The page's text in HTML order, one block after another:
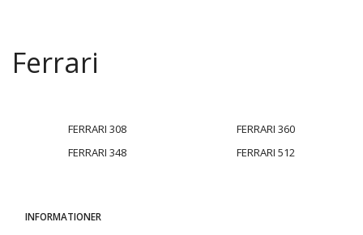
Ferrari
FERRARI 308
FERRARI 360
FERRARI 348
FERRARI 512
INFORMATIONER